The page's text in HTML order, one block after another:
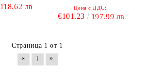
118.62 лв Цена с ДДС:
€101.23 197.99 лв
Страница 1 от 1
«
1 »